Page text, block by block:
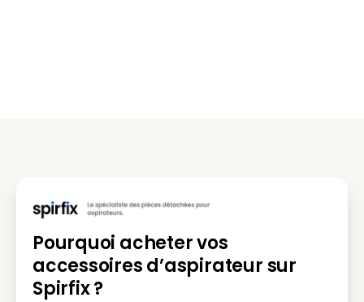
Pourquoi acheter vos
accessoires d’aspirateur sur
Spirfix ?